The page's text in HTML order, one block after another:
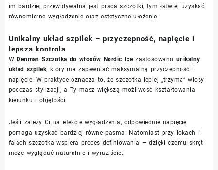
im bardziej przewidywalna jest praca szczotki, tym łatwiej uzyskać
równomierne wygładzenie oraz estetyczne ułożenie.
Unikalny układ szpilek – przyczepność, napięcie i
lepsza kontrola
WDenman Szczotka do włosów Nordic Icezastosowano unikalny
układ szpilek, który ma zapewniać maksymalną przyczepność i
napięcie. W praktyce oznacza to, że szczotka lepiej „trzyma” włosy
podczas stylizacji, a Ty masz większą możliwość kształtowania
kierunku i objętości.
Jeśli zależy Ci na efekcie wygładzenia, odpowiednie napięcie
pomaga uzyskać bardziej równe pasma. Natomiast przy lokach i
falach szczotka wspiera proces definiowania — dzięki czemu skręt
może wyglądać naturalnie i wyraziście.